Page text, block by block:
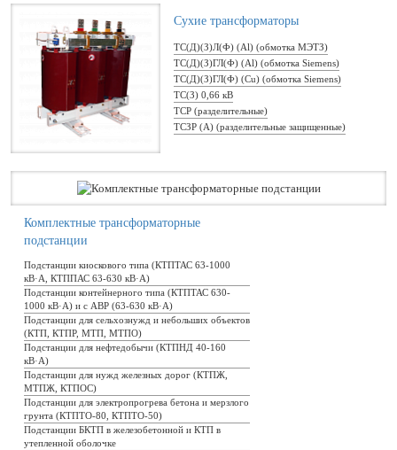
Сухие трансформаторы
ТС(Д)(З)Л(Ф) (Al) (обмотка МЭТЗ)
ТС(Д)(З)ГЛ(Ф) (Al) (обмотка Siemens)
ТС(Д)(З)ГЛ(Ф) (Cu) (обмотка Siemens)
ТС(З) 0,66 кВ
ТСР (разделительные)
ТСЗР (А) (разделительные защищенные)
Комплектные трансформаторные
подстанции
Подстанции киоскового типа (КТПТАС 63-1000
кВ·А, КТППАС 63-630 кВ·А)
Подстанции контейнерного типа (КТПТАС 630-
1000 кВ·А) и с АВР (63-630 кВ·А)
Подстанции для сельхознужд и небольших объектов
(КТП, КТПР, МТП, МТПО)
Подстанции для нефтедобычи (КТПНД 40-160
кВ·А)
Подстанции для нужд железных дорог (КТПЖ,
МТПЖ, КТПОС)
Подстанции для электропрогрева бетона и мерзлого
грунта (КТПТО-80, КТПТО-50)
Подстанции БКТП в железобетонной и КТП в
утепленной оболочке